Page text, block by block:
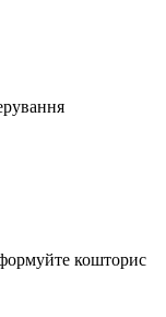
кошторис